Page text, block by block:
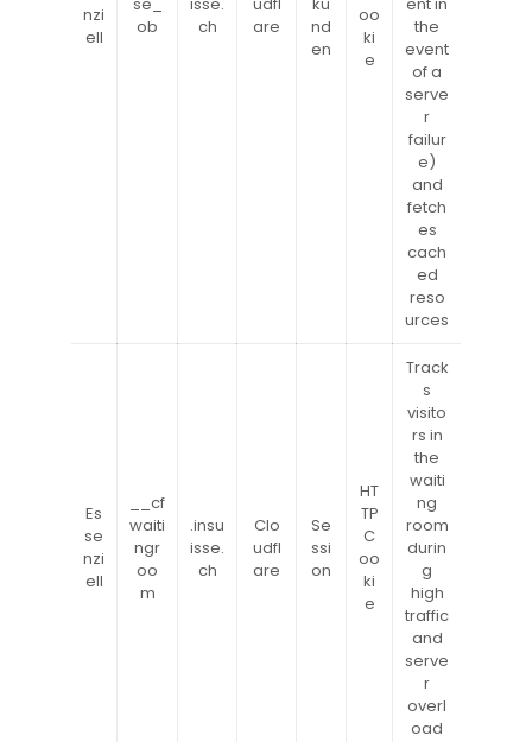
nzi
ell
ob
ch
are
nd
en
oo
ki
e
the
event
of a
serve
r
failur
e)
and
fetch
es
cach
ed
reso
urces
Es
se
nzi
ell
__cf
waiti
ngr
oo
m
.insu
isse.
ch
Clo
udfl
are
Se
ssi
on
HT
TP
C
oo
ki
e
Track
s
visito
rs in
the
waiti
ng
room
durin
g
high
traffic
and
serve
r
overl
oad